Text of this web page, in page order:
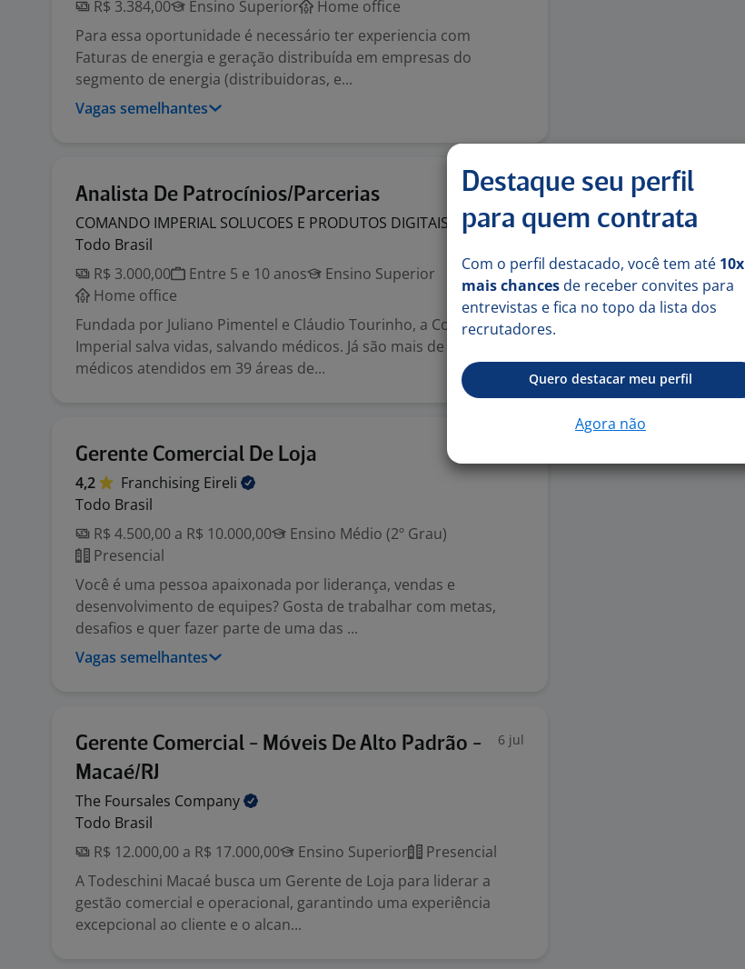
R$ 3.384,00
Ensino Superior
Home office
Para essa oportunidade é necessário ter experiencia com
Faturas de energia e geração distribuída em empresas do
segmento de energia (distribuidoras, e...
Vagas semelhantes
Analista De Patrocínios/Parcerias 27 jul
COMANDO IMPERIAL SOLUCOES E PRODUTOS DIGITAIS
LTDA
Todo Brasil
R$ 3.000,00
Entre 5 e 10 anos
Ensino Superior
Home office
Fundada por Juliano Pimentel e Cláudio Tourinho, a Comando
Imperial salva vidas, salvando médicos. Já são mais de 200
médicos atendidos em 39 áreas de...
Gerente Comercial De Loja
4,2 Franchising Eireli
Todo Brasil
R$ 4.500,00 a R$ 10.000,00
Ensino Médio (2º Grau)
Presencial
Você é uma pessoa apaixonada por liderança, vendas e
desenvolvimento de equipes? Gosta de trabalhar com metas,
desafios e quer fazer parte de uma das ...
Vagas semelhantes
Gerente Comercial - Móveis De Alto Padrão -
Macaé/RJ
6 jul
The Foursales Company
Todo Brasil
R$ 12.000,00 a R$ 17.000,00
Ensino Superior
Presencial
A Todeschini Macaé busca um Gerente de Loja para liderar a
gestão comercial e operacional, garantindo uma experiência
excepcional ao cliente e o alcan...
Destaque seu perfil
para quem contrata
Com o perfil destacado, você tem até 10x
mais chances de receber convites para
entrevistas e fica no topo da lista dos
recrutadores.
Quero destacar meu perfil
Agora não